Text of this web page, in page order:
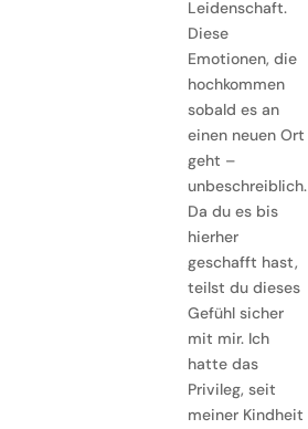
Leidenschaft.
Diese
Emotionen, die
hochkommen
sobald es an
einen neuen Ort
geht –
unbeschreiblich.
Da du es bis
hierher
geschafft hast,
teilst du dieses
Gefühl sicher
mit mir. Ich
hatte das
Privileg, seit
meiner Kindheit